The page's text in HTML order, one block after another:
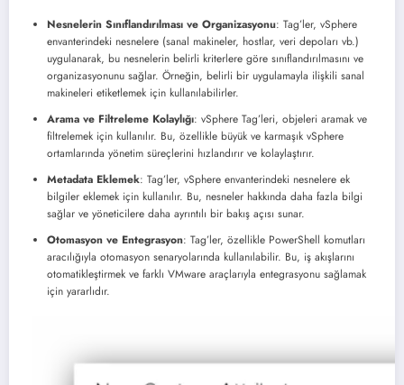
Nesnelerin Sınıflandırılması ve Organizasyonu: Tag’ler, vSphere
envanterindeki nesnelere (sanal makineler, hostlar, veri depoları vb.)
uygulanarak, bu nesnelerin belirli kriterlere göre sınıflandırılmasını ve
organizasyonunu sağlar. Örneğin, belirli bir uygulamayla ilişkili sanal
makineleri etiketlemek için kullanılabilirle​​r.
Arama ve Filtreleme Kolaylığı: vSphere Tag’leri, objeleri aramak ve
filtrelemek için kullanılır. Bu, özellikle büyük ve karmaşık vSphere
ortamlarında yönetim süreçlerini hızlandırır ve kolaylaştırı​​r.
Metadata Eklemek: Tag’ler, vSphere envanterindeki nesnelere ek
bilgiler eklemek için kullanılır. Bu, nesneler hakkında daha fazla bilgi
sağlar ve yöneticilere daha ayrıntılı bir bakış açısı suna​​r.
Otomasyon ve Entegrasyon: Tag’ler, özellikle PowerShell komutları
aracılığıyla otomasyon senaryolarında kullanılabilir. Bu, iş akışlarını
otomatikleştirmek ve farklı VMware araçlarıyla entegrasyonu sağlamak
için yararlıdı​​r.